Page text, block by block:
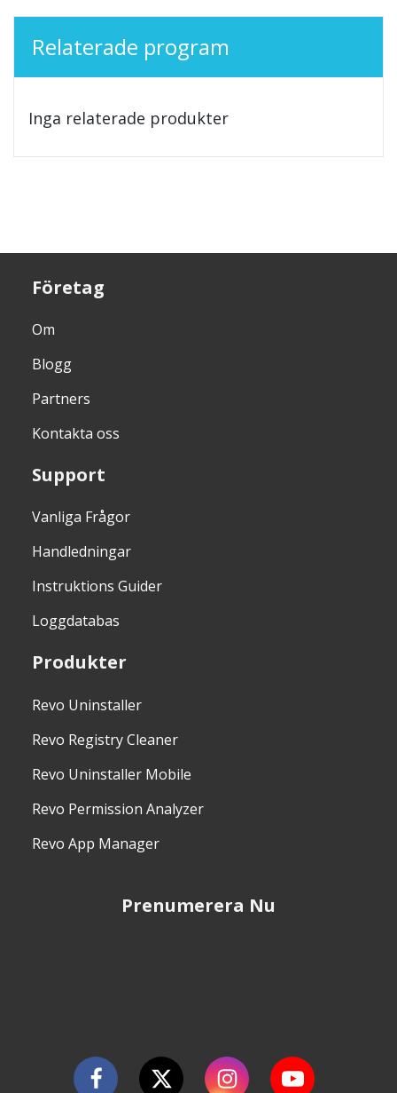
Relaterade program
Inga relaterade produkter
Företag
Om
Blogg
Partners
Kontakta oss
Support
Vanliga Frågor
Handledningar
Instruktions Guider
Loggdatabas
Produkter
Revo Uninstaller
Revo Registry Cleaner
Revo Uninstaller Mobile
Revo Permission Analyzer
Revo App Manager
Prenumerera Nu